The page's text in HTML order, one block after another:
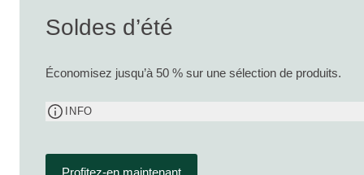
Soldes d’été
Économisez jusqu’à 50 % sur une sélection de produits.
INFO
Profitez-en maintenant